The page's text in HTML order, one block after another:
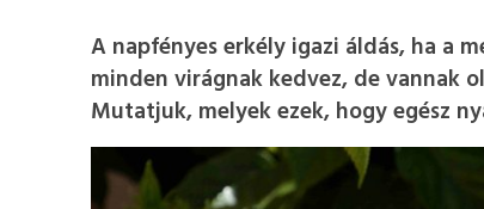
A napfényes erkély igazi áldás, ha a
minden virágnak kedvez, de vannak
Mutatjuk, melyek ezek, hogy egész